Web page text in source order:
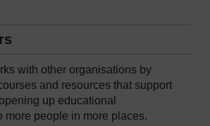
with other organisations by
and resources that support
up educational
more people in more places.